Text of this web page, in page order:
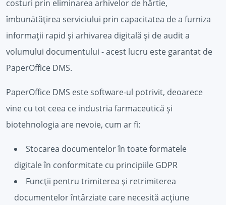
costuri prin eliminarea arhivelor de hârtie,
îmbunătățirea serviciului prin capacitatea de a furniza
informații rapid și arhivarea digitală și de audit a
volumului documentului - acest lucru este garantat de
PaperOffice DMS.
PaperOffice DMS este software-ul potrivit, deoarece
vine cu tot ceea ce industria farmaceutică și
biotehnologia are nevoie, cum ar fi:
Stocarea documentelor în toate formatele
digitale în conformitate cu principiile GDPR
Funcții pentru trimiterea și retrimiterea
documentelor întârziate care necesită acțiune